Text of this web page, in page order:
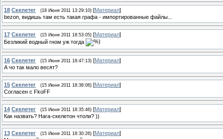
18 Скелетег (18 Июня 2011 13:29:10) [Материал]
bezon, видишь там есть такая графа - импортированные файлы...
17 Скелетег (15 Июня 2011 18:53:05) [Материал]
Безликий водный гном уж тогда
16 Скелетег (15 Июня 2011 18:47:13) [Материал]
А чо так мало весят?
15 Скелетег (15 Июня 2011 18:38:06) [Материал]
Согласен с FkoFF
14 Скелетег (15 Июня 2011 18:35:46) [Материал]
Как назвать? Нага-скелетон чтоли? ))
13 Скелетег (15 Июня 2011 18:30:26) [Материал]